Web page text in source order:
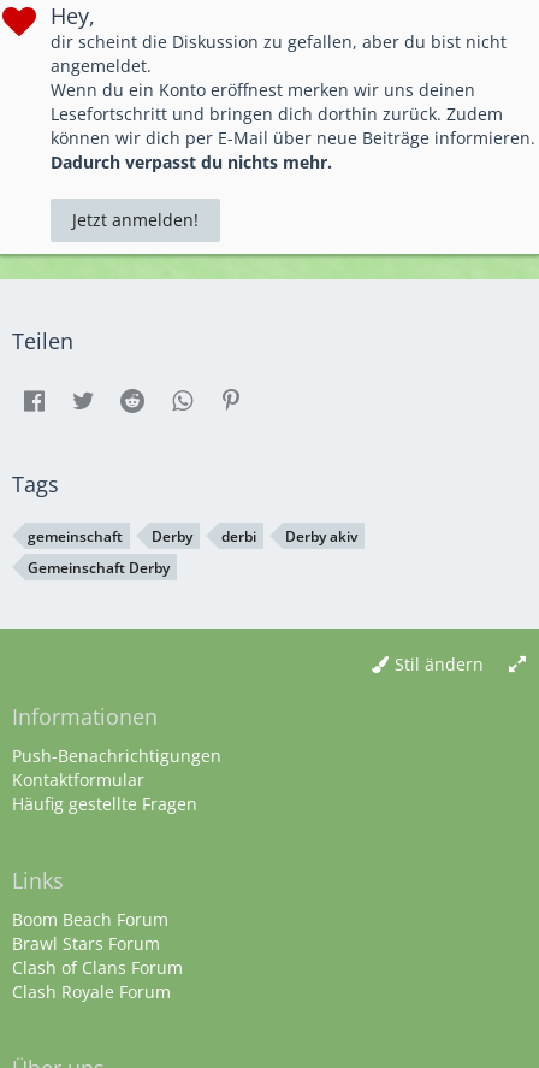
Hey,
dir scheint die Diskussion zu gefallen, aber du bist nicht
angemeldet.
Wenn du ein Konto eröffnest merken wir uns deinen
Lesefortschritt und bringen dich dorthin zurück. Zudem
können wir dich per E-Mail über neue Beiträge informieren.
Dadurch verpasst du nichts mehr.
Jetzt anmelden!
Teilen
Tags
gemeinschaft Derby derbi
Derby akiv
Gemeinschaft Derby
Stil ändern
Informationen
Push-Benachrichtigungen
Kontaktformular
Häufig gestellte Fragen
Links
Boom Beach Forum
Brawl Stars Forum
Clash of Clans Forum
Clash Royale Forum